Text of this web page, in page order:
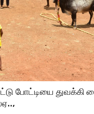
போட்டியை துவக்கி